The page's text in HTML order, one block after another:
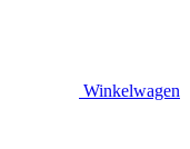
Winkelwagen